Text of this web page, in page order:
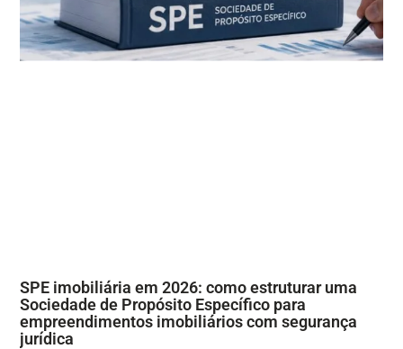
SPE imobiliária em 2026: como estruturar uma
Sociedade de Propósito Específico para
empreendimentos imobiliários com segurança
jurídica